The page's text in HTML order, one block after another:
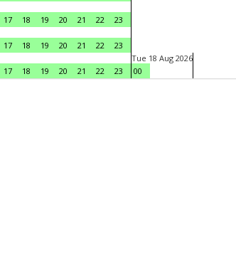
17 18 19 20 21 22
23
17 18 19 20 21 22
23
17 18 19 20 21 22 23
Tue 18 Aug 2026
00